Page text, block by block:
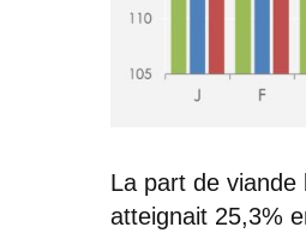
La part de viande
atteignait 25,3%